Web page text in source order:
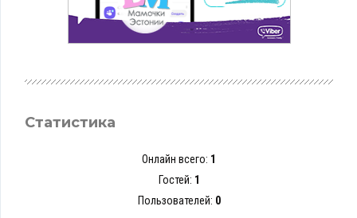
Статистика
Онлайн всего: 1
Гостей: 1
Пользователей: 0